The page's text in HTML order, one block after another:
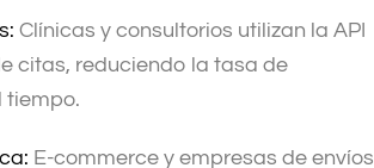
Clínicas y consultorios utilizan la API
citas, reduciendo la tasa de
tiempo.
E-commerce y empresas de envíos